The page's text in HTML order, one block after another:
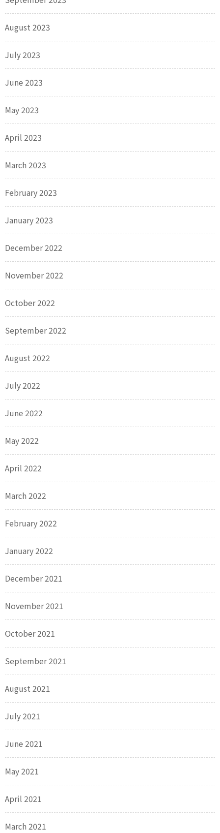
August 2023
July 2023
June 2023
May 2023
April 2023
March 2023
February 2023
January 2023
December 2022
November 2022
October 2022
September 2022
August 2022
July 2022
June 2022
May 2022
April 2022
March 2022
February 2022
January 2022
December 2021
November 2021
October 2021
September 2021
August 2021
July 2021
June 2021
May 2021
April 2021
March 2021